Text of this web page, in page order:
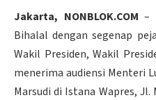
Jakarta, NONBLOK.COM –
Bihalal dengan segenap
Wakil Presiden, Wakil
menerima audiensi Menteri
Marsudi di Istana Wapres, Jl.